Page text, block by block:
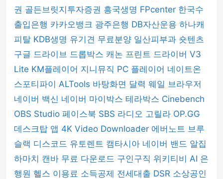
권 골든브릿지투자증권 흥국생명 FPcenter 한국수
출입은행 카카오뱅크 광주은행 DB자산운용 하나캐
피탈 KDB생명 유기견 무료분양 일산피부과 숏텐츠
구글 드라이브 드롭박스 캐논 프린트 드라이버 V3
Lite KM플레이어 지니뮤직 PC 플레이어 네이트온
스포티파이 ALTools 바탕화면 달력 웨일 브라우저
네이버 백신 네이버 마이박스 테라박스 Cinebench
OBS Studio 페이스북 SBS 라디오 고릴라 OP.GG
데스크탑 앱 4K Video Downloader 에버노트 브루
슬랙 디스코드 유토렌트 캠타시아 네이버 밴드 알집
하마치 캔바 무료 다운로드 구인구직 위키티비 AI 은
행원 헬스 이용료 소득공제 전세대출 DSR 소상공인